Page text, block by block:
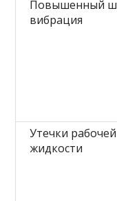
Повышенный
вибрация
Утечки рабочей
жидкости